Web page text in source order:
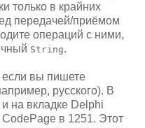
только в крайних
передачей/приёмом
операций с ними,
String.
если вы пишете
русского). В
на вкладке Delphi
в 1251. Этот